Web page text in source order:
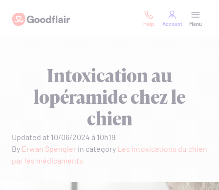
content
Goodflair
Help Account Menu
Intoxication au
lopéramide chez le
chien
Updated at 10/06/2024 à 10h19
By Erwan Spengler in category Les intoxications du chien
par les médicaments